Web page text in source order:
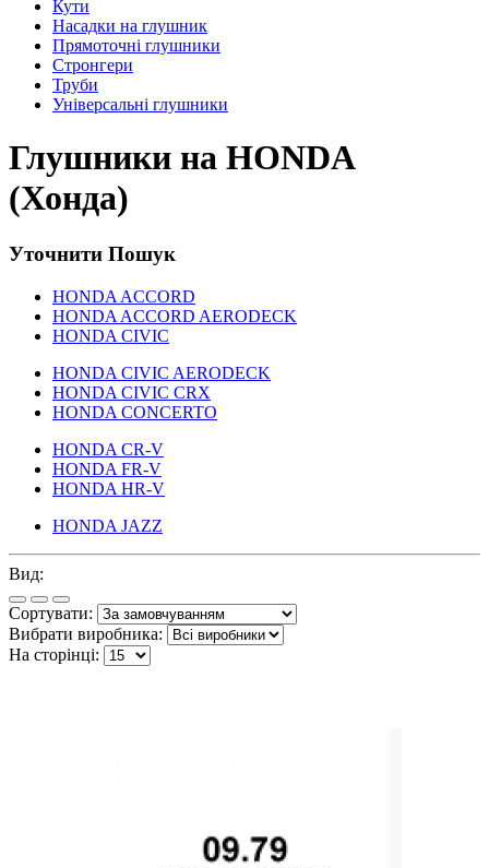
Кути
Насадки на глушник
Прямоточні глушники
Стронгери
Труби
Універсальні глушники
Глушники на HONDA
(Хонда)
Уточнити Пошук
HONDA ACCORD
HONDA ACCORD AERODECK
HONDA CIVIC
HONDA CIVIC AERODECK
HONDA CIVIC CRX
HONDA CONCERTO
HONDA CR-V
HONDA FR-V
HONDA HR-V
HONDA JAZZ
Вид:
Сортувати:
Вибрати виробника:
На сторінці: